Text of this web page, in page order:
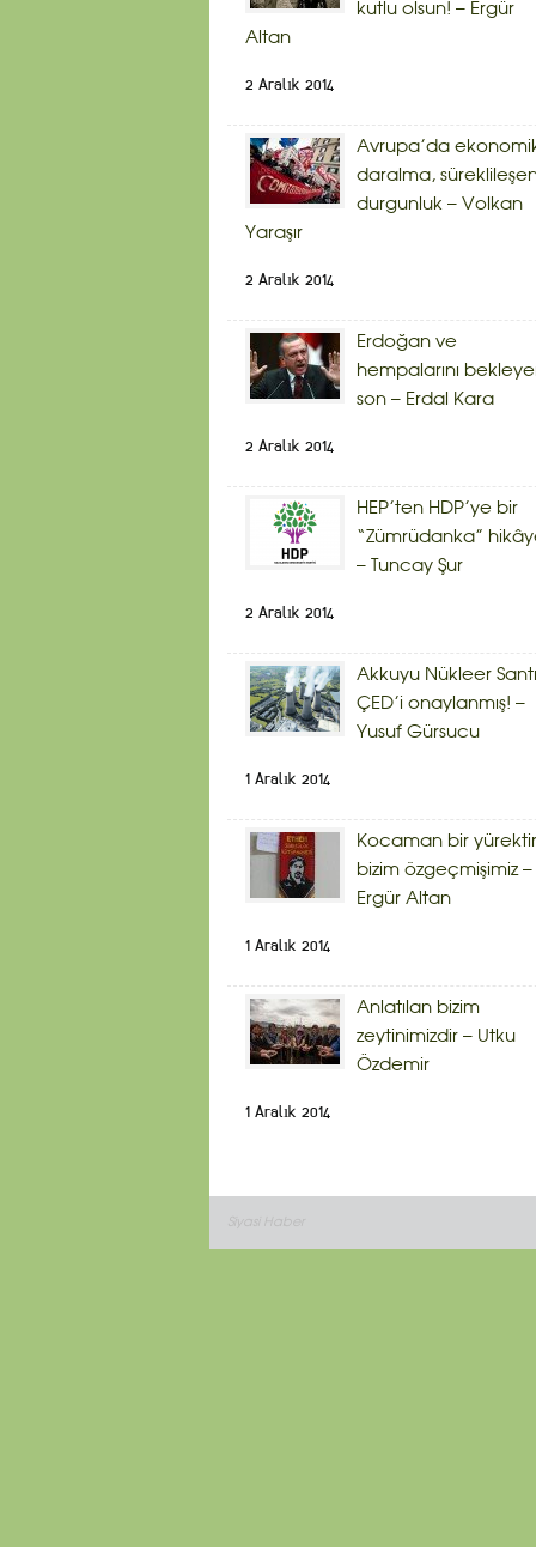
kutlu olsun! – Ergür
Altan
2 Aralık 2014
Avrupa’da
daralma,
durgunluk – Volkan
Yaraşır
2 Aralık 2014
Erdoğan ve
hempalarını
son – Erdal Kara
2 Aralık 2014
HEP’ten HDP’ye bir
“Zümrüdanka”
– Tuncay Şur
2 Aralık 2014
Akkuyu Nükleer
ÇED’i onaylanmış! –
Yusuf Gürsucu
1 Aralık 2014
Kocaman bir yürektir
bizim özgeçmişimiz –
Ergür Altan
1 Aralık 2014
Anlatılan bizim
zeytinimizdir – Utku
Özdemir
1 Aralık 2014
Siyasi Haber